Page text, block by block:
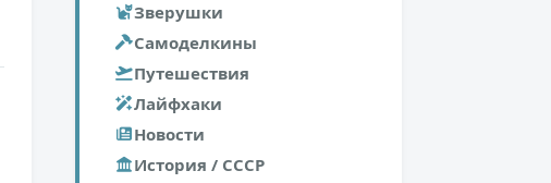
Зверушки
Самоделкины
Путешествия
Лайфхаки
Новости
История / СССР